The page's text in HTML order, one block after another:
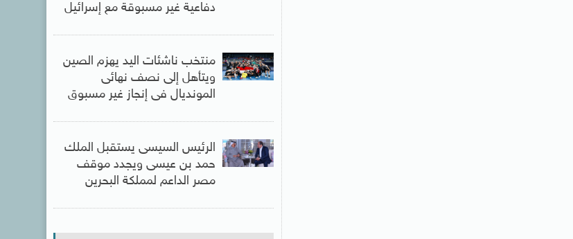
دفاعية غير مسبوقة مع إسرائيل
منتخب ناشئات اليد يهزم الصين
ويتأهل إلى نصف نهائى
المونديال فى إنجاز غير مسبوق
الرئيس السيسى يستقبل الملك
حمد بن عيسى ويجدد موقف
مصر الداعم لمملكة البحرين